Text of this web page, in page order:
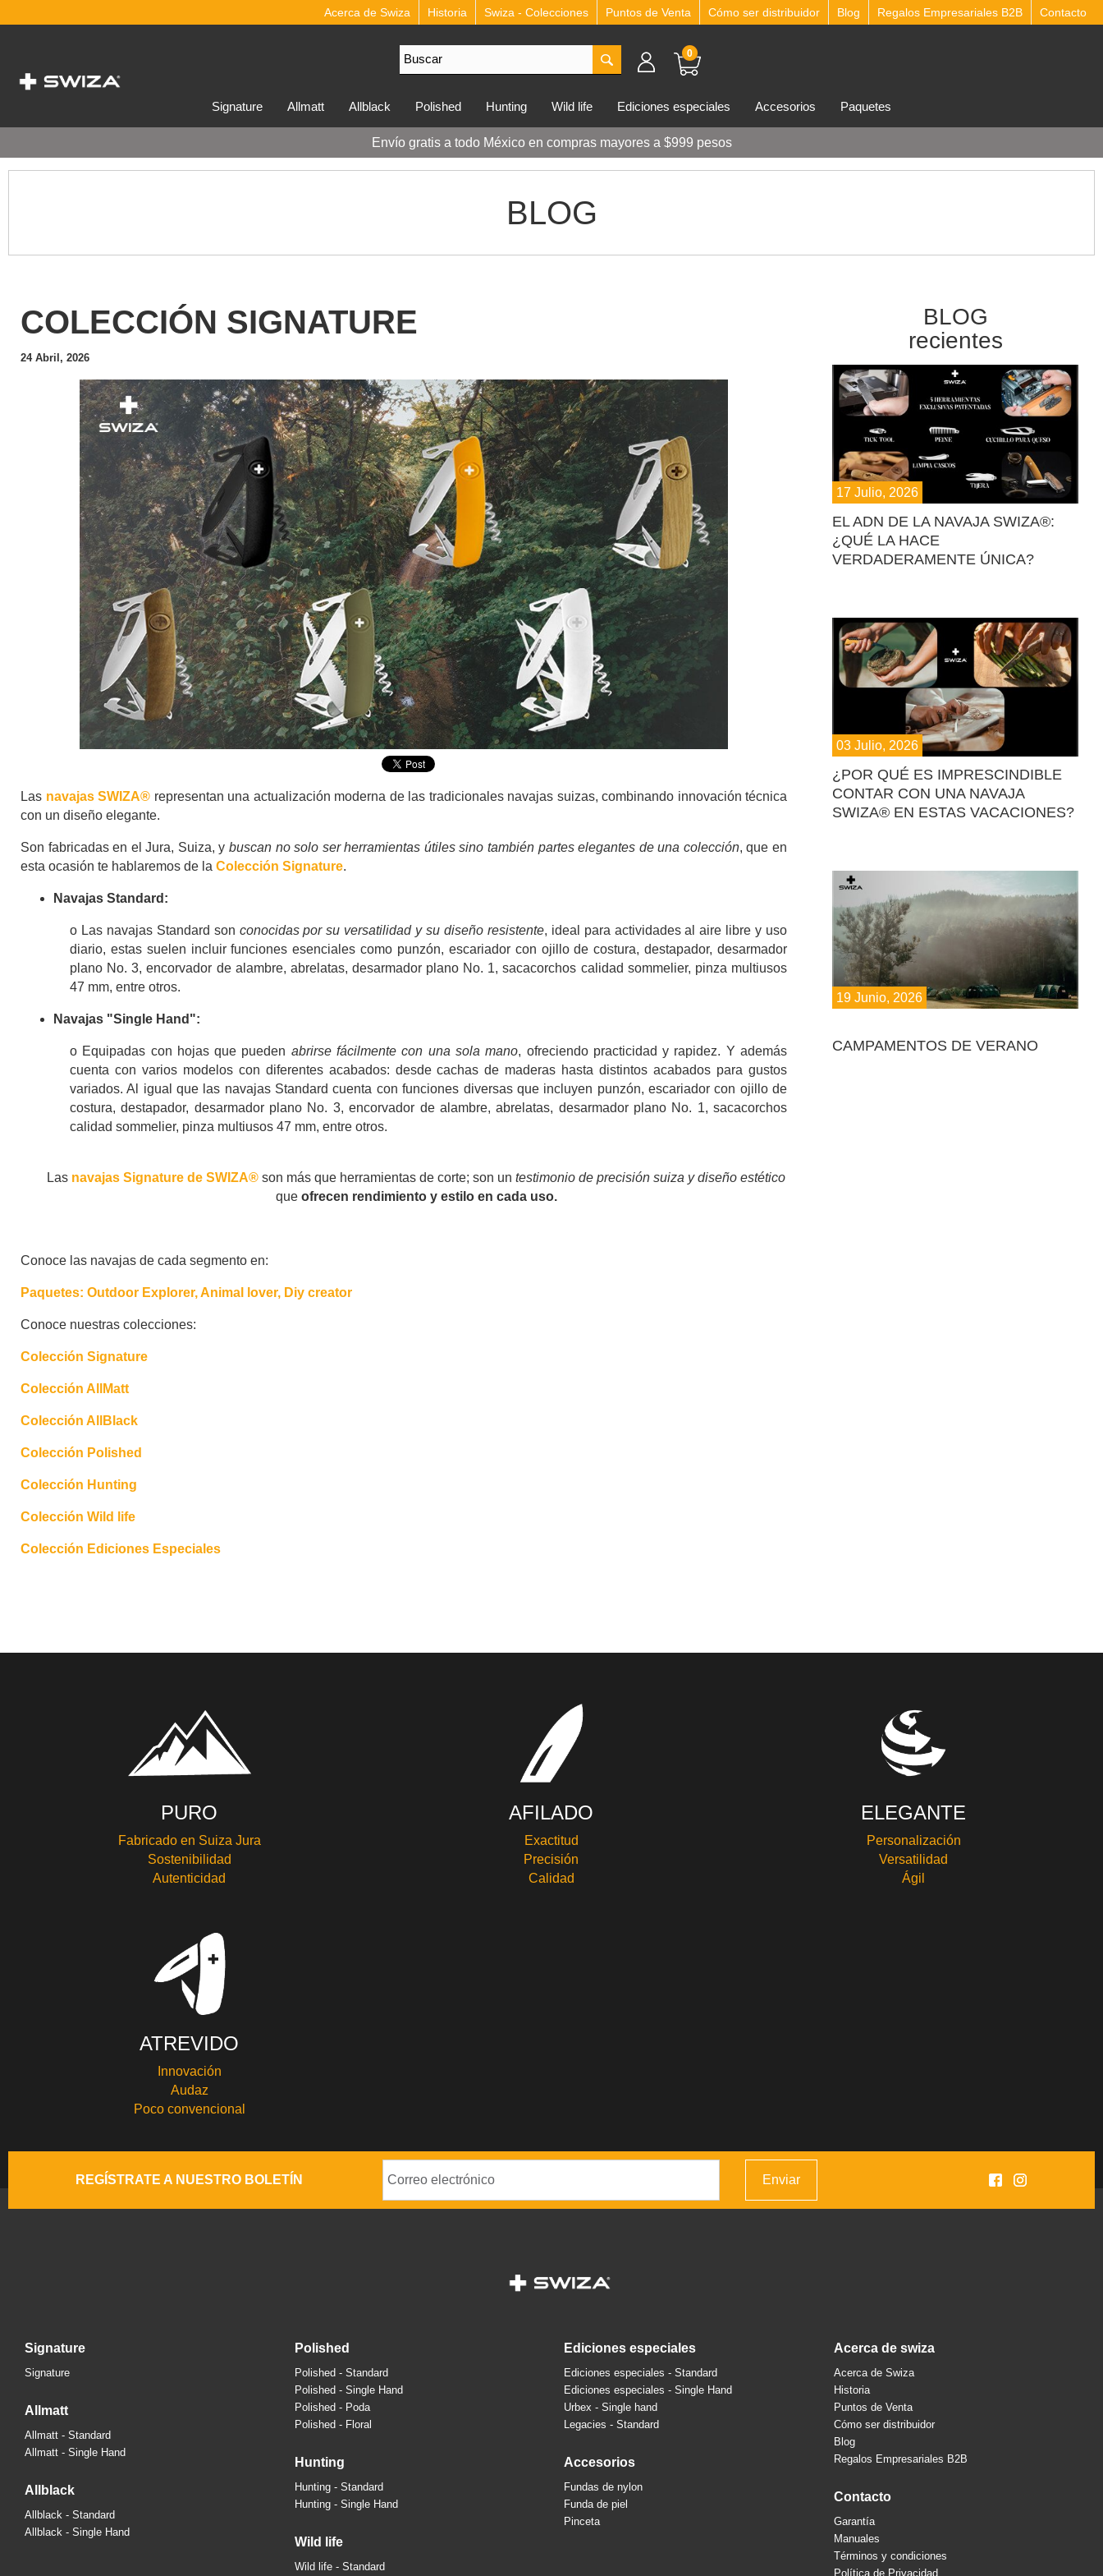
Acerca de Swiza Historia Swiza - Colecciones Puntos de Venta Cómo ser distribuidor Blog Regalos Empresariales B2B Contacto
0
signature allmatt allblack polished hunting wild life ediciones especiales accesorios Paquetes
Envío gratis a todo México en compras mayores a $999 pesos
BLOG
COLECCIÓN SIGNATURE
24 Abril, 2026
Las navajas SWIZA® representan una actualización moderna de las tradicionales navajas suizas, combinando innovación técnica
con un diseño elegante.
Son fabricadas en el Jura, Suiza, y buscan no solo ser herramientas útiles sino también partes elegantes de una colección, que en
esta ocasión te hablaremos de la Colección Signature.
Navajas Standard:
o Las navajas Standard son conocidas por su versatilidad y su diseño resistente, ideal para actividades al aire libre y uso
diario, estas suelen incluir funciones esenciales como punzón, escariador con ojillo de costura, destapador, desarmador
plano No. 3, encorvador de alambre, abrelatas, desarmador plano No. 1, sacacorchos calidad sommelier, pinza multiusos
47 mm, entre otros.
Navajas "Single Hand":
o Equipadas con hojas que pueden abrirse fácilmente con una sola mano, ofreciendo practicidad y rapidez. Y además
cuenta con varios modelos con diferentes acabados: desde cachas de maderas hasta distintos acabados para gustos
variados. Al igual que las navajas Standard cuenta con funciones diversas que incluyen punzón, escariador con ojillo de
costura, destapador, desarmador plano No. 3, encorvador de alambre, abrelatas, desarmador plano No. 1, sacacorchos
calidad sommelier, pinza multiusos 47 mm, entre otros.
Las navajas Signature de SWIZA® son más que herramientas de corte; son un testimonio de precisión suiza y diseño estético
que ofrecen rendimiento y estilo en cada uso.
Conoce las navajas de cada segmento en:
Paquetes: Outdoor Explorer, Animal lover, Diy creator
Conoce nuestras colecciones:
Colección Signature
Colección AllMatt
Colección AllBlack
Colección Polished
Colección Hunting
Colección Wild life
Colección Ediciones Especiales
BLOG
recientes
17 Julio, 2026
EL ADN DE LA NAVAJA SWIZA®:
¿QUÉ LA HACE
VERDADERAMENTE ÚNICA?
03 Julio, 2026
¿POR QUÉ ES IMPRESCINDIBLE
CONTAR CON UNA NAVAJA
SWIZA® EN ESTAS VACACIONES?
19 Junio, 2026
CAMPAMENTOS DE VERANO
PURO
Fabricado en Suiza Jura
Sostenibilidad
Autenticidad
AFILADO
Exactitud
Precisión
Calidad
ELEGANTE
Personalización
Versatilidad
Ágil
ATREVIDO
Innovación
Audaz
Poco convencional
REGÍSTRATE A NUESTRO BOLETÍN Enviar
signature
Signature
allmatt
Allmatt - Standard
Allmatt - Single Hand
allblack
Allblack - Standard
Allblack - Single Hand
polished
Polished - Standard
Polished - Single Hand
Polished - Poda
Polished - Floral
hunting
Hunting - Standard
Hunting - Single Hand
wild life
Wild life - Standard
ediciones especiales
Ediciones especiales - Standard
Ediciones especiales - Single Hand
Urbex - Single hand
Legacies - Standard
accesorios
Fundas de nylon
Funda de piel
Pinceta
acerca de swiza
Acerca de Swiza
Historia
Puntos de Venta
Cómo ser distribuidor
Blog
Regalos Empresariales B2B
contacto
Garantía
Manuales
Términos y condiciones
Política de Privacidad